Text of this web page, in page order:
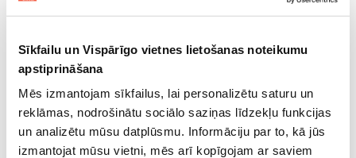
Sīkfailu un Vispārīgo vietnes lietošanas noteikumu
apstiprināšana
Mēs izmantojam sīkfailus, lai personalizētu saturu un
reklāmas, nodrošinātu sociālo saziņas līdzekļu funkcijas
un analizētu mūsu datplūsmu. Informāciju par to, kā jūs
izmantojat mūsu vietni, mēs arī kopīgojam ar saviem